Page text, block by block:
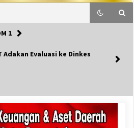
1
Adakan Evaluasi ke Dinkes